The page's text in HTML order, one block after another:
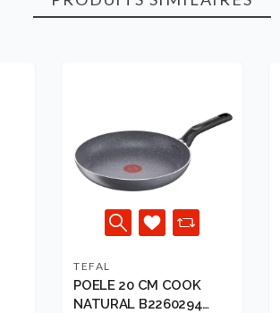
TEFAL
POELE 20 CM COOK
NATURAL B2260294